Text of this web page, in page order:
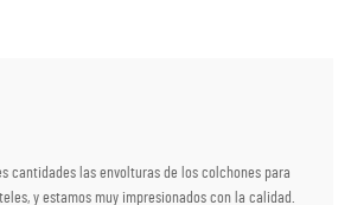
cantidades las envolturas de los colchones para
y estamos muy impresionados con la calidad.